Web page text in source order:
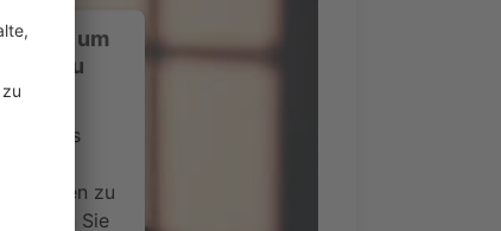
um
zu
eines
Daten zu
lesen Sie